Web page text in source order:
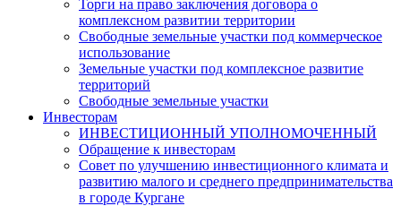
Торги на право заключения договора о
комплексном развитии территории
Свободные земельные участки под коммерческое
использование
Земельные участки под комплексное развитие
территорий
Свободные земельные участки
Инвесторам
ИНВЕСТИЦИОННЫЙ УПОЛНОМОЧЕННЫЙ
Обращение к инвесторам
Совет по улучшению инвестиционного климата и
развитию малого и среднего предпринимательства
в городе Кургане